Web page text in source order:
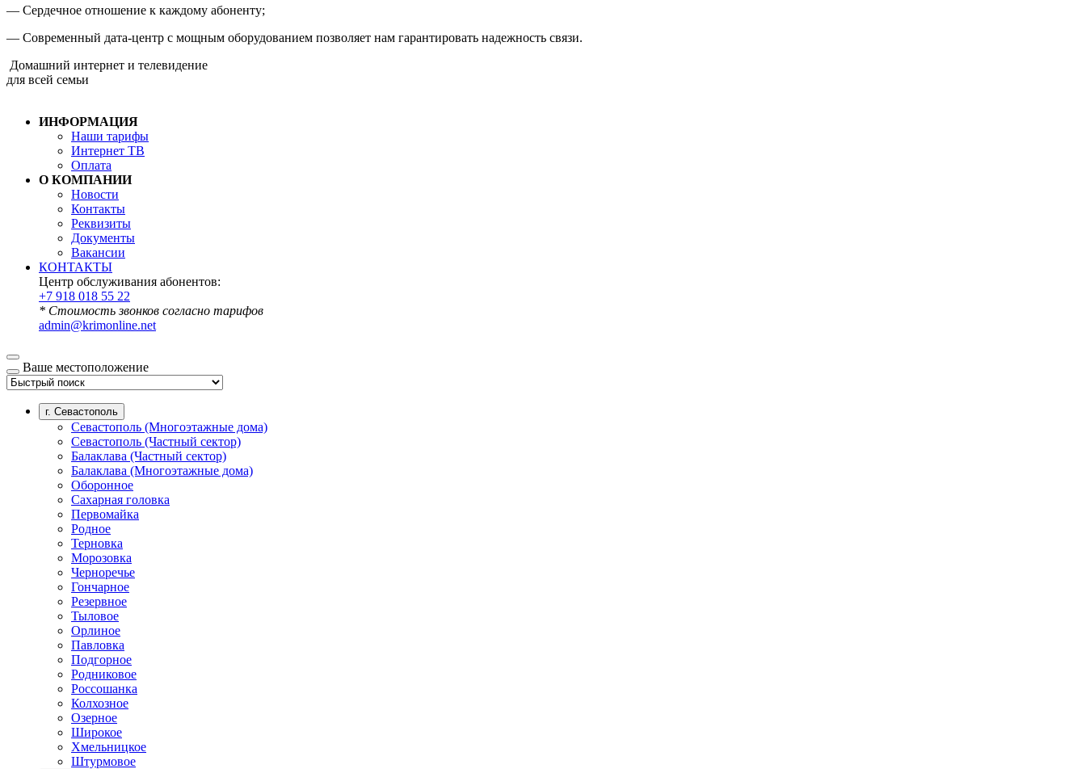
— Сердечное отношение к каждому абоненту;
— Современный дата-центр с мощным оборудованием позволяет нам гарантировать надежность связи.
Домашний интернет и телевидение
для всей семьи
ИНФОРМАЦИЯ
Наши тарифы
Интернет ТВ
Оплата
О КОМПАНИИ
Новости
Контакты
Реквизиты
Документы
Вакансии
КОНТАКТЫ
Центр обслуживания абонентов:
+7 918 018 55 22
* Стоимость звонков согласно тарифов
admin@krimonline.net
Ваше местоположение
г. Севастополь
Севастополь (Многоэтажные дома)
Севастополь (Частный сектор)
Балаклава (Частный сектор)
Балаклава (Многоэтажные дома)
Оборонное
Сахарная головка
Первомайка
Родное
Терновка
Морозовка
Черноречье
Гончарное
Резервное
Тыловое
Орлиное
Павловка
Подгорное
Родниковое
Россошанка
Колхозное
Озерное
Широкое
Хмельницкое
Штурмовое